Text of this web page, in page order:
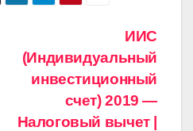
ИИС
(Индивидуальный
инвестиционный
счет) 2019 —
Налоговый вычет |